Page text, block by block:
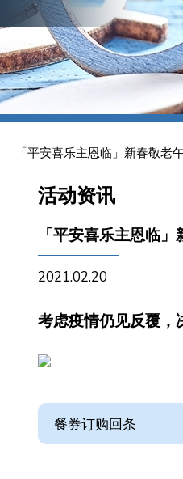
「平安喜乐主恩临」新春敬老
活动资讯
「平安喜乐主恩临
2021.02.20
考虑疫情仍见反覆，
餐券订购回条